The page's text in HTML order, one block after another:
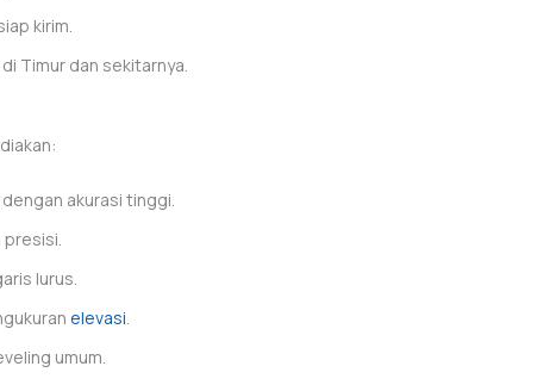
kirim.
Timur dan sekitarnya.
akurasi tinggi.
lurus.
elevasi
umum.